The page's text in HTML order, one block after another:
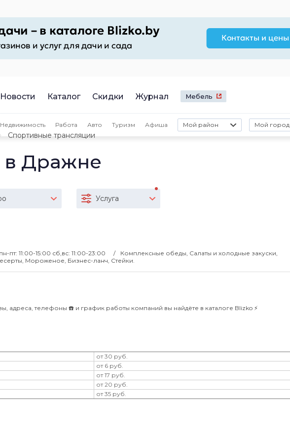
Новости Каталог Скидки Журнал Мебель
Недвижимость Работа Авто Туризм Афиша Мой район Мой город
Спортивные трансляции
в Дражне
Услуга
пн-пт: 11:00-15:00 сб,вс: 11:00-23:00
Комплексные обеды, Салаты и холодные закуски,
Мороженое, Бизнес-ланч, Стейки.
адреса, телефоны ☎️ и график работы компаний вы найдёте в каталоге Blizko ⚡️
от 30 руб.
от 6 руб.
от 17 руб.
от 20 руб.
от 35 руб.